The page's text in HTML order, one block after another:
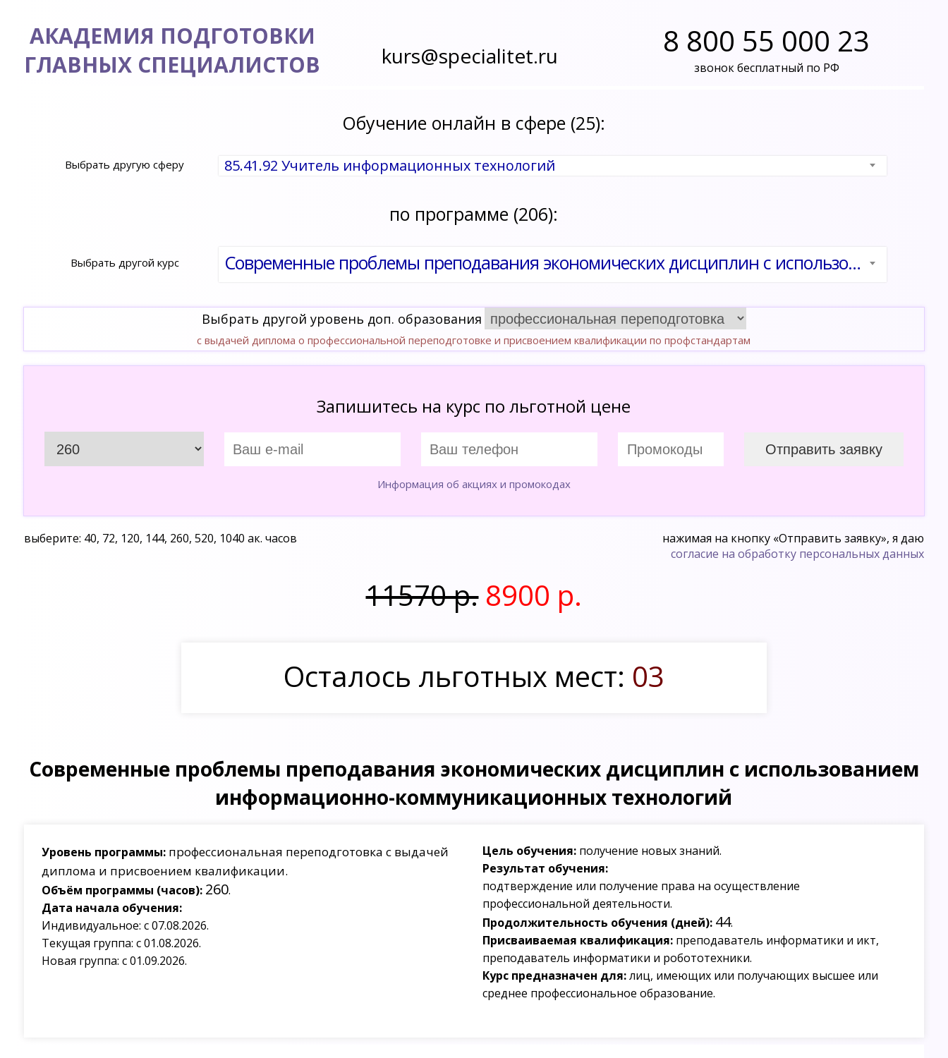
АКАДЕМИЯ ПОДГОТОВКИ
ГЛАВНЫХ СПЕЦИАЛИСТОВ
kurs@specialitet.ru 8 800 55 000 23
звонок бесплатный по РФ
Обучение онлайн в сфере (25):
Выбрать другую сферу 85.41.92 Учитель информационных технологий
по программе (206):
Выбрать другой курс Современные проблемы преподавания экономических дисциплин с использованием информационно-коммуникационных технологий
Выбрать другой уровень доп. образования
с выдачей диплома о профессиональной переподготовке и присвоением квалификации по профстандартам
Запишитесь на курс по льготной цене
Информация об акциях и промокодах
выберите: 40, 72, 120, 144, 260, 520, 1040 ак. часов
нажимая на кнопку «Отправить заявку», я даю
согласие на обработку персональных данных
11570 р. 8900 р.
Осталось льготных мест: 03
Современные проблемы преподавания экономических дисциплин с использованием
информационно-коммуникационных технологий
Уровень программы: профессиональная переподготовка с выдачей
диплома и присвоением квалификации.
Объём программы (часов): 260.
Дата начала обучения:
Индивидуальное: с 07.08.2026.
Текущая группа: с 01.08.2026.
Новая группа: с 01.09.2026.
Цель обучения: получение новых знаний.
Результат обучения:
подтверждение или получение права на осуществление
профессиональной деятельности.
Продолжительность обучения (дней): 44.
Присваиваемая квалификация: преподаватель информатики и икт,
преподаватель информатики и робототехники.
Курс предназначен для:лиц, имеющих или получающих высшее или
среднее профессиональное образование.